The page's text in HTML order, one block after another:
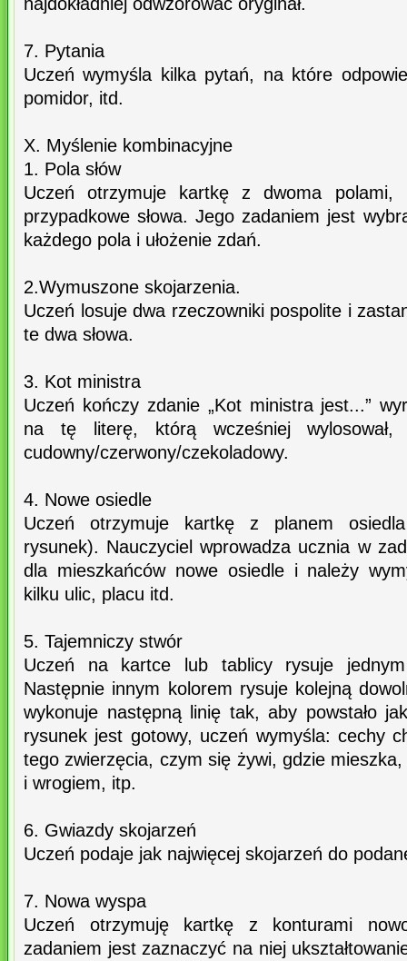
7. Pytania
Uczeń wymyśla kilka pytań, na które
pomidor, itd.
X. Myślenie kombinacyjne
1. Pola słów
Uczeń otrzymuje kartkę z dwoma polami,
przypadkowe słowa. Jego zadaniem jest
każdego pola i ułożenie zdań.
2.Wymuszone skojarzenia.
Uczeń losuje dwa rzeczowniki pospolite i
te dwa słowa.
3. Kot ministra
Uczeń kończy zdanie „Kot ministra jest...”
na tę literę, którą wcześniej
cudowny/czerwony/czekoladowy.
4. Nowe osiedle
Uczeń otrzymuje kartkę z planem
rysunek). Nauczyciel wprowadza ucznia w
dla mieszkańców nowe osiedle i należy
kilku ulic, placu itd.
5. Tajemniczy stwór
Uczeń na kartce lub tablicy rysuje
Następnie innym kolorem rysuje kolejną
wykonuje następną linię tak, aby powstało
rysunek jest gotowy, uczeń wymyśla: cechy
tego zwierzęcia, czym się żywi, gdzie
i wrogiem, itp.
6. Gwiazdy skojarzeń
Uczeń podaje jak najwięcej skojarzeń do
7. Nowa wyspa
Uczeń otrzymuję kartkę z konturami
zadaniem jest zaznaczyć na niej